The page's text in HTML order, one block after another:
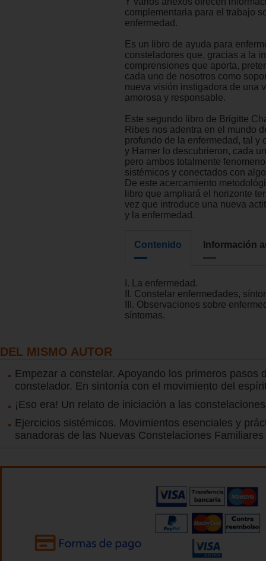
complementaria para el trabajo
enfermedad.
Es un libro de ayuda para
consteladores que, gracias a la
comprensiones que aporta,
cada uno de nosotros como
nueva visión instigadora de una
amorosa y responsable.
Este segundo libro de Brigitte
Ribes nos adentra en el mundo
profundo de la enfermedad, tal y
y Hamer lo descubrieron, cada
pero ambos totalmente
sistémicos y conectados con
De este acercamiento
libro que ampliará el horizonte
vez que introduce una nueva
y la enfermedad.
Contenido Información
I. La enfermedad.
II. Constelar enfermedades,
III. Observaciones sobre
síntomas.
DEL MISMO AUTOR
Empezar a constelar. Apoyando los primeros pasos
constelador. En sintonía con el movimiento del
¡Eso era! Un relato de iniciación a las
Ejercicios sistémicos. Movimientos esenciales y
sanadoras de las Nuevas Constelaciones Familiares